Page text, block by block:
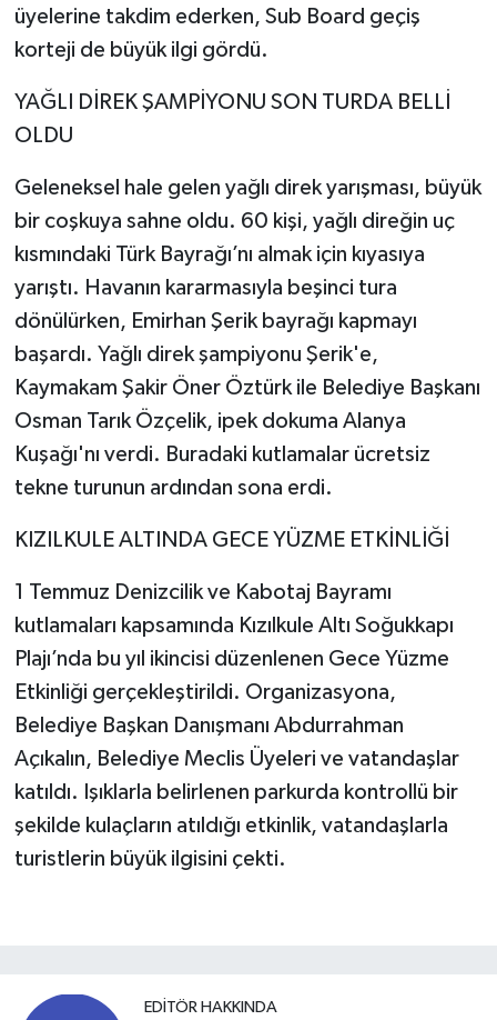
üyelerine takdim ederken, Sub Board geçiş
korteji de büyük ilgi gördü.
YAĞLI DİREK ŞAMPİYONU SON TURDA BELLİ
OLDU
Geleneksel hale gelen yağlı direk yarışması, büyük
bir coşkuya sahne oldu. 60 kişi, yağlı direğin uç
kısmındaki Türk Bayrağı’nı almak için kıyasıya
yarıştı. Havanın kararmasıyla beşinci tura
dönülürken, Emirhan Şerik bayrağı kapmayı
başardı. Yağlı direk şampiyonu Şerik'e,
Kaymakam Şakir Öner Öztürk ile Belediye Başkanı
Osman Tarık Özçelik, ipek dokuma Alanya
Kuşağı'nı verdi. Buradaki kutlamalar ücretsiz
tekne turunun ardından sona erdi.
KIZILKULE ALTINDA GECE YÜZME ETKİNLİĞİ
1 Temmuz Denizcilik ve Kabotaj Bayramı
kutlamaları kapsamında Kızılkule Altı Soğukkapı
Plajı’nda bu yıl ikincisi düzenlenen Gece Yüzme
Etkinliği gerçekleştirildi. Organizasyona,
Belediye Başkan Danışmanı Abdurrahman
Açıkalın, Belediye Meclis Üyeleri ve vatandaşlar
katıldı. Işıklarla belirlenen parkurda kontrollü bir
şekilde kulaçların atıldığı etkinlik, vatandaşlarla
turistlerin büyük ilgisini çekti.
EDITÖR HAKKINDA